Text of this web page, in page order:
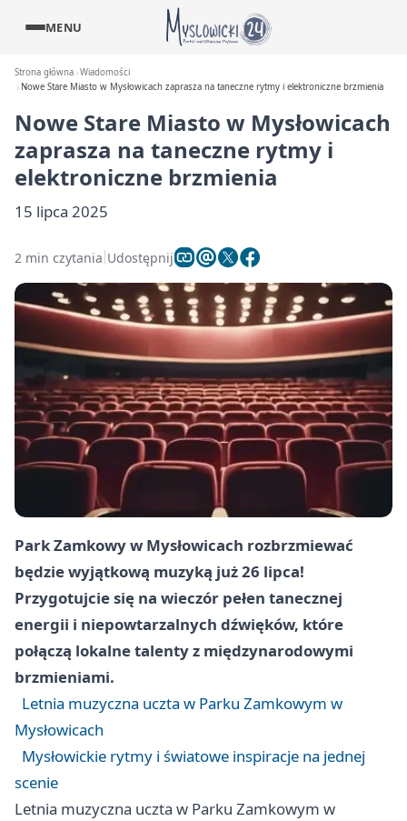
MENU
Strona główna Wiadomości
Nowe Stare Miasto w Mysłowicach zaprasza na taneczne rytmy i elektroniczne brzmienia
Nowe Stare Miasto w Mysłowicach
zaprasza na taneczne rytmy i
elektroniczne brzmienia
15 lipca 2025
2 min czytania Udostępnij
Park Zamkowy w Mysłowicach rozbrzmiewać
będzie wyjątkową muzyką już 26 lipca!
Przygotujcie się na wieczór pełen tanecznej
energii i niepowtarzalnych dźwięków, które
połączą lokalne talenty z międzynarodowymi
brzmieniami.
Letnia muzyczna uczta w Parku Zamkowym w
Mysłowicach
Mysłowickie rytmy i światowe inspiracje na jednej
scenie
Letnia muzyczna uczta w Parku Zamkowym w